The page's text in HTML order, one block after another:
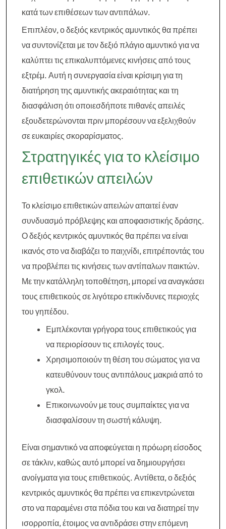
κατά των επιθέσεων των αντιπάλων.
Επιπλέον, ο δεξιός κεντρικός αμυντικός θα πρέπει
να συντονίζεται με τον δεξιό πλάγιο αμυντικό για να
καλύπτει τις επικαλυπτόμενες κινήσεις από τους
εξτρέμ. Αυτή η συνεργασία είναι κρίσιμη για τη
διατήρηση της αμυντικής ακεραιότητας και τη
διασφάλιση ότι οποιεσδήποτε πιθανές απειλές
εξουδετερώνονται πριν μπορέσουν να εξελιχθούν
σε ευκαιρίες σκοραρίσματος.
Στρατηγικές για το κλείσιμο
επιθετικών απειλών
Το κλείσιμο επιθετικών απειλών απαιτεί έναν
συνδυασμό πρόβλεψης και αποφασιστικής δράσης.
Ο δεξιός κεντρικός αμυντικός θα πρέπει να είναι
ικανός στο να διαβάζει το παιχνίδι, επιτρέποντάς του
να προβλέπει τις κινήσεις των αντίπαλων παικτών.
Με την κατάλληλη τοποθέτηση, μπορεί να αναγκάσει
τους επιθετικούς σε λιγότερο επικίνδυνες περιοχές
του γηπέδου.
Εμπλέκονται γρήγορα τους επιθετικούς για
να περιορίσουν τις επιλογές τους.
Χρησιμοποιούν τη θέση του σώματος για να
κατευθύνουν τους αντιπάλους μακριά από το
γκολ.
Επικοινωνούν με τους συμπαίκτες για να
διασφαλίσουν τη σωστή κάλυψη.
Είναι σημαντικό να αποφεύγεται η πρόωρη είσοδος
σε τάκλιν, καθώς αυτό μπορεί να δημιουργήσει
ανοίγματα για τους επιθετικούς. Αντίθετα, ο δεξιός
κεντρικός αμυντικός θα πρέπει να επικεντρώνεται
στο να παραμένει στα πόδια του και να διατηρεί την
ισορροπία, έτοιμος να αντιδράσει στην επόμενη